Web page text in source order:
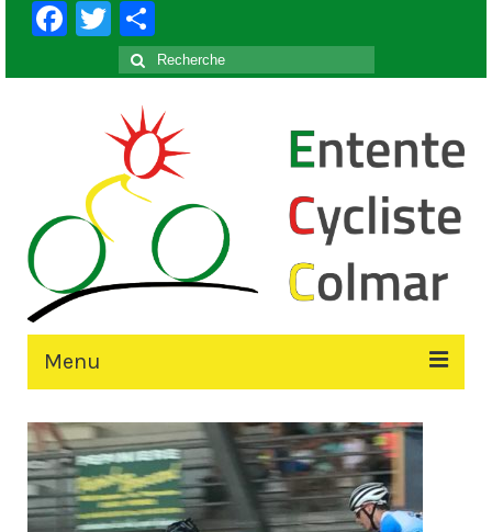
Facebook
Twitter
Rechercher
:
Menu
Accueil
Le Club
Contacts